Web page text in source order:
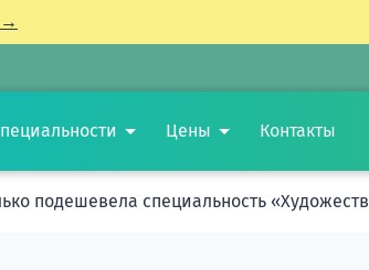
→
Цены Контакты
подешевела специальность